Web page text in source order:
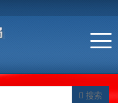
搜索